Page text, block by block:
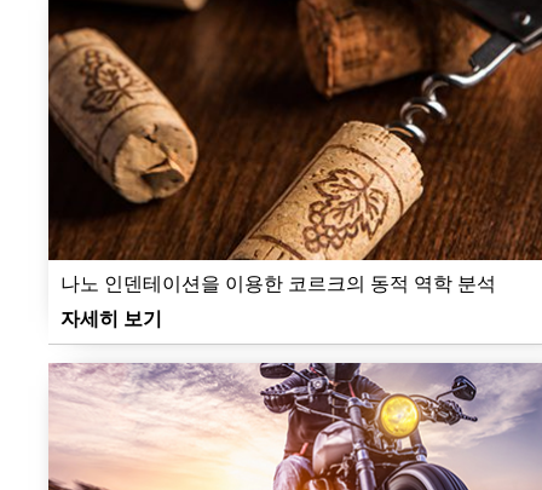
나노 인덴테이션을 이용한 코르크의 동적 역학 분석
자세히 보기